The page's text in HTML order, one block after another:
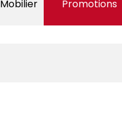
Mobilier Promotions